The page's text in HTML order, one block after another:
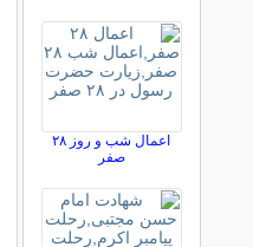
اعمال شب و روز ۲۸
صفر